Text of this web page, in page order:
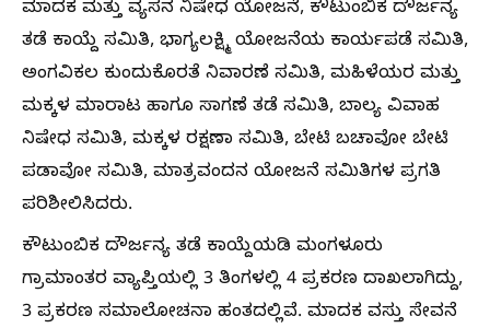
ಮಾದಕ ಮತ್ತು ವ್ಯಸನ ನಿಷೇಧ ಯೋಜನೆ, ಕೌಟುಂಬಿಕ ದೌರ್ಜನ್ಯ
ತಡೆ ಕಾಯ್ದೆ ಸಮಿತಿ, ಭಾಗ್ಯಲಕ್ಷ್ಮಿ ಯೋಜನೆಯ ಕಾರ್ಯಪಡೆ ಸಮಿತಿ,
ಅಂಗವಿಕಲ ಕುಂದುಕೊರತೆ ನಿವಾರಣೆ ಸಮಿತಿ, ಮಹಿಳೆಯರ ಮತ್ತು
ಮಕ್ಕಳ ಮಾರಾಟ ಹಾಗೂ ಸಾಗಣೆ ತಡೆ ಸಮಿತಿ, ಬಾಲ್ಯ ವಿವಾಹ
ನಿಷೇಧ ಸಮಿತಿ, ಮಕ್ಕಳ ರಕ್ಷಣಾ ಸಮಿತಿ, ಬೇಟಿ ಬಚಾವೋ ಬೇಟಿ
ಪಡಾವೋ ಸಮಿತಿ, ಮಾತ್ರವಂದನ ಯೋಜನೆ ಸಮಿತಿಗಳ ಪ್ರಗತಿ
ಪರಿಶೀಲಿಸಿದರು.
ಕೌಟುಂಬಿಕ ದೌರ್ಜನ್ಯ ತಡೆ ಕಾಯ್ದೆಯಡಿ ಮಂಗಳೂರು
ಗ್ರಾಮಾಂತರ ವ್ಯಾಪ್ತಿಯಲ್ಲಿ 3 ತಿಂಗಳಲ್ಲಿ 4 ಪ್ರಕರಣ ದಾಖಲಾಗಿದ್ದು,
3 ಪ್ರಕರಣ ಸಮಾಲೋಚನಾ ಹಂತದಲ್ಲಿವೆ. ಮಾದಕ ವಸ್ತು ಸೇವನೆ